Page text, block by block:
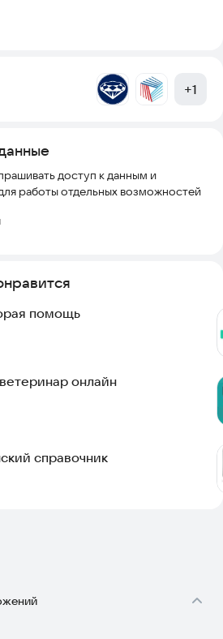
+1
доступ к данным и
работы отдельных возможностей
помощь
онлайн
справочник